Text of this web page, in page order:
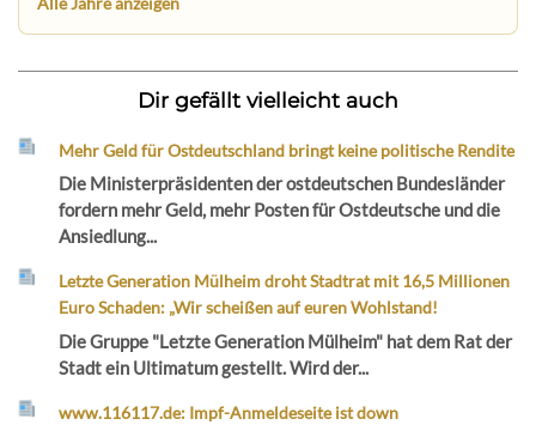
Dir gefällt vielleicht auch
Mehr Geld für Ostdeutschland bringt keine politische Rendite
Die Ministerpräsidenten der ostdeutschen Bundesländer
fordern mehr Geld, mehr Posten für Ostdeutsche und die
Ansiedlung...
Letzte Generation Mülheim droht Stadtrat mit 16,5 Millionen
Euro Schaden: „Wir scheißen auf euren Wohlstand!
Die Gruppe "Letzte Generation Mülheim" hat dem Rat der
Stadt ein Ultimatum gestellt. Wird der...
www.116117.de: Impf-Anmeldeseite ist down